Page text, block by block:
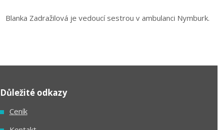
Blanka Zadražilová je vedoucí sestrou v ambulanci Nymburk.
Důležité odkazy
Ceník